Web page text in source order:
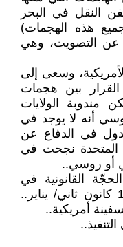
النقل في البحر
هذه الهجمات)
بموافقة 11 عضوا وامتناع 4 عن التصويت، وهي
وسعى إلى
بين هجمات
مندوبة الولايات
أنه لا يوجد في
في الدفاع عن
المتحدة نجحت في
أو روسي..
القانونية في
الغارات التي شنّتها فجْرَ الجمعة 12 كانون ثاني/ يناير..
أمريكية..